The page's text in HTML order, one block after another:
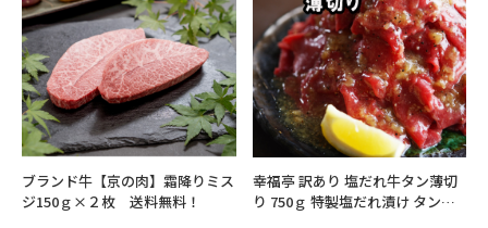
ブランド牛【京の肉】霜降りミス
ジ150ｇ×２枚 送料無料！
幸福亭 訳あり 塩だれ牛タン薄切
り 750ｇ 特製塩だれ漬け タン塩